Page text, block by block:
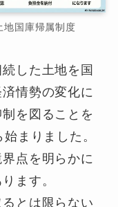
地国庫帰属制度
した土地を国
情勢の変化に
を図ることを
まりました。
点を明らかに
ます。
とは限らない